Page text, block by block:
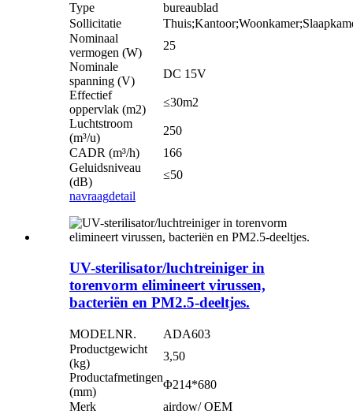
Type
bureaublad
Sollicitatie
Nominaal
vermogen (W)
25
Nominale
spanning (V)
DC 15V
Effectief
oppervlak (m2)
≤30m2
Luchtstroom
(m³/u)
250
CADR (m³/h)
166
Geluidsniveau
(dB)
≤50
navraagdetail
UV-sterilisator/luchtreiniger in
torenvorm elimineert virussen,
bacteriën en PM2.5-deeltjes.
MODELNR.
ADA603
Productgewicht
(kg)
3,50
Productafmetingen
(mm)
Φ214*680
Merk
airdow/ OEM